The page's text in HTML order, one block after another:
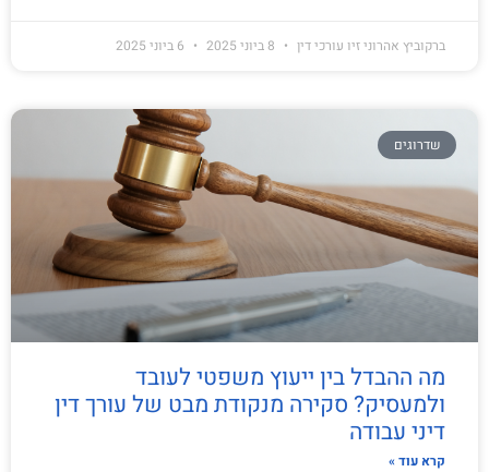
ברקוביץ אהרוני זיו עורכי דין
שדרוגים
מה ההבדל בין ייעוץ משפטי לעובד
ולמעסיק? סקירה מנקודת מבט של עורך דין
דיני עבודה
קרא עוד »